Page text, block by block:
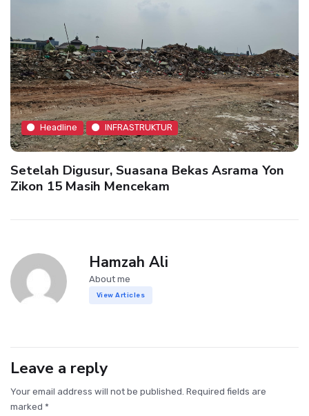
Headline INFRASTRUKTUR
Setelah Digusur, Suasana Bekas Asrama Yon
Zikon 15 Masih Mencekam
Hamzah Ali
About me
View Articles
Leave a reply
Your email address will not be published. Required fields are
marked *